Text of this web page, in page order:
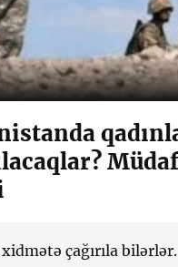
çağırıla bilərlər.